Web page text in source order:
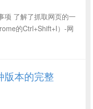
项 了解了抓取网页的一
的Ctrl+Shift+I）-网
版本的完整